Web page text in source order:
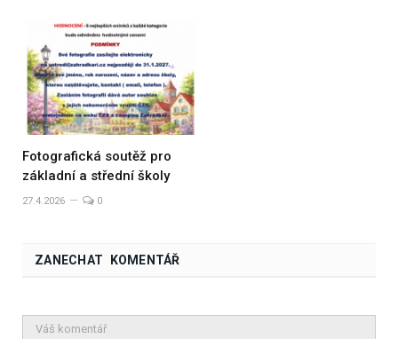
Fotografická soutěž pro
základní a střední školy
27.4.2026 0
ZANECHAT KOMENTÁŘ